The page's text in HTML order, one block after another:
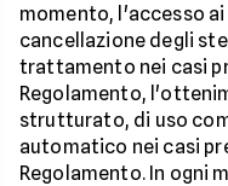
momento, l'accesso
cancellazione degli
trattamento nei casi
Regolamento,
strutturato, di uso
automatico nei casi
Regolamento. In ogni